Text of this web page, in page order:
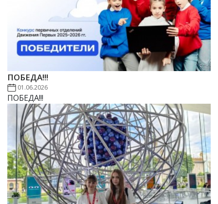
ПОБЕДА!!!
01.06.2026
ПОБЕДА!!!